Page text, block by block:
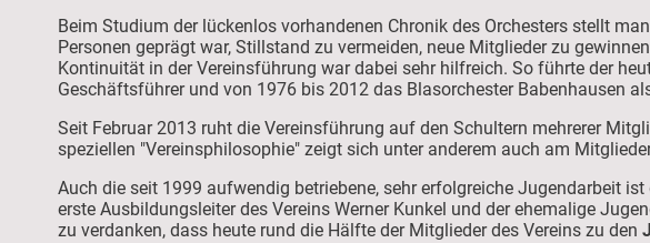
Beim Studium der lückenlos vorhandenen Chronik des Orchesters stellt
Personen geprägt war, Stillstand zu vermeiden, neue Mitglieder zu
Kontinuität in der Vereinsführung war dabei sehr hilfreich. So führte der
Geschäftsführer und von 1976 bis 2012 das Blasorchester Babenhausen
Seit Februar 2013 ruht die Vereinsführung auf den Schultern mehrerer
speziellen "Vereinsphilosophie" zeigt sich unter anderem auch am
Auch die seit 1999 aufwendig betriebene, sehr erfolgreiche Jugendarbeit
erste Ausbildungsleiter des Vereins Werner Kunkel und der ehemalige
zu verdanken, dass heute rund die Hälfte der Mitglieder des Vereins zu den